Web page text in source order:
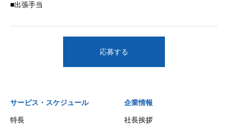
■出張手当
応募する
サービス・スケジュール
特長
企業情報
社長挨拶